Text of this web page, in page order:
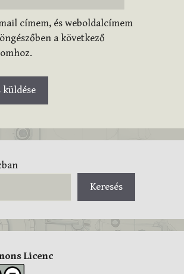
címem, és weboldalcímem
a következő
Keresés
Licenc